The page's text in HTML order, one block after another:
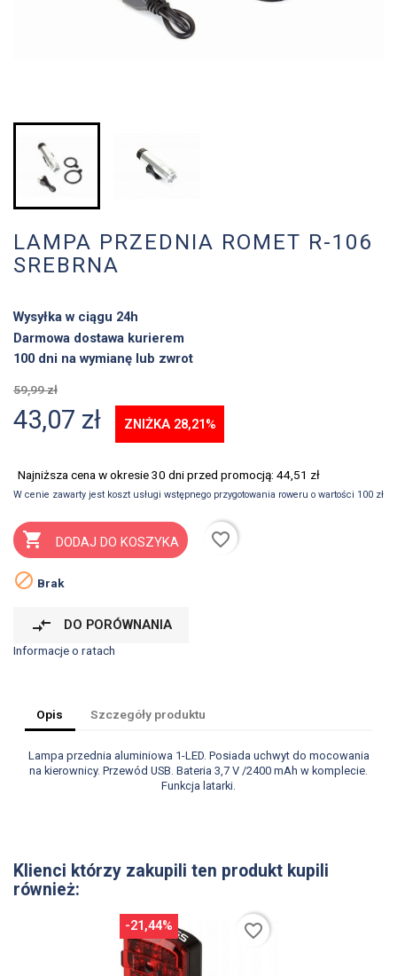
LAMPA PRZEDNIA ROMET R-106
SREBRNA
Wysyłka w ciągu 24h
Darmowa dostawa kurierem
100 dni na wymianę lub zwrot
59,99 zł
43,07 zł ZNIŻKA 28,21%
Najniższa cena w okresie 30 dni przed promocją: 44,51 zł
W cenie zawarty jest koszt usługi wstępnego przygotowania roweru o wartości 100 zł
 DODAJ DO KOSZYKA
favorite_border
 Brak
compare_arrows DO PORÓWNANIA
Informacje o ratach
Opis Szczegóły produktu
Lampa przednia aluminiowa 1-LED. Posiada uchwyt do mocowania
na kierownicy. Przewód USB. Bateria 3,7 V /2400 mAh w komplecie.
Funkcja latarki.
Klienci którzy zakupili ten produkt kupili
również:
-21,44% favorite_border